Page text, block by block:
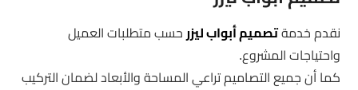
نقدم خدمةتصميم أبواب ليزر حسب متطلبات العميل
واحتياجات المشروع.
كما أن جميع التصاميم تراعي المساحة والأبعاد لضمان التركيب